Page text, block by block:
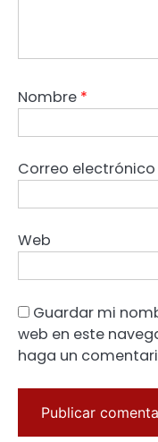
Nombre *
Correo electrónico
Web
Guardar mi
web en este
haga un